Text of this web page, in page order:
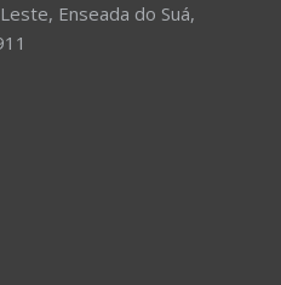
Enseada do Suá,